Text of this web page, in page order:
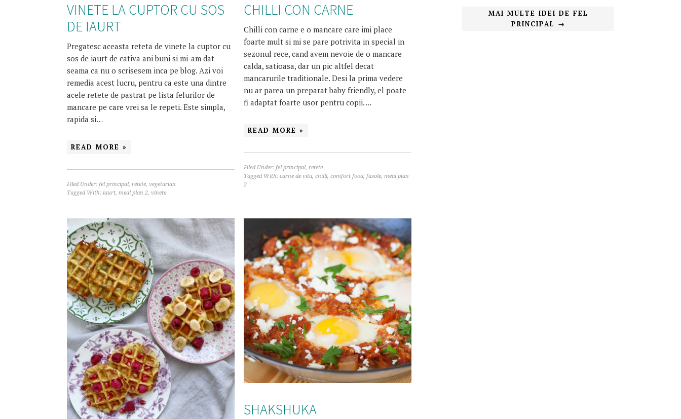
VINETE LA CUPTOR CU SOS
DE IAURT
Pregatesc aceasta reteta de vinete la cuptor cu
sos de iaurt de cativa ani buni si mi-am dat
seama ca nu o scrisesem inca pe blog. Azi voi
remedia acest lucru, pentru ca este una dintre
acele retete de pastrat pe lista felurilor de
mancare pe care vrei sa le repeti. Este simpla,
rapida si…
READ MORE »
Filed Under: fel principal, retete, vegetarian
Tagged With: iaurt, meal plan 2, vinete
CHILLI CON CARNE
Chilli con carne e o mancare care imi place
foarte mult si mi se pare potrivita in special in
sezonul rece, cand avem nevoie de o mancare
calda, satioasa, dar un pic altfel decat
mancarurile traditionale. Desi la prima vedere
nu ar parea un preparat baby friendly, el poate
fi adaptat foarte usor pentru copii….
READ MORE »
Filed Under: fel principal, retete
Tagged With: carne de vita, chilli, comfort food, fasole, meal plan
2
SHAKSHUKA
MAI MULTE IDEI DE FEL
PRINCIPAL →